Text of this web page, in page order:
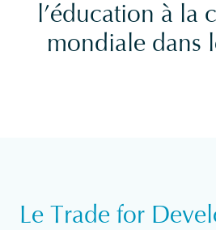
l’éducation à la
mondiale dans
Le Trade for